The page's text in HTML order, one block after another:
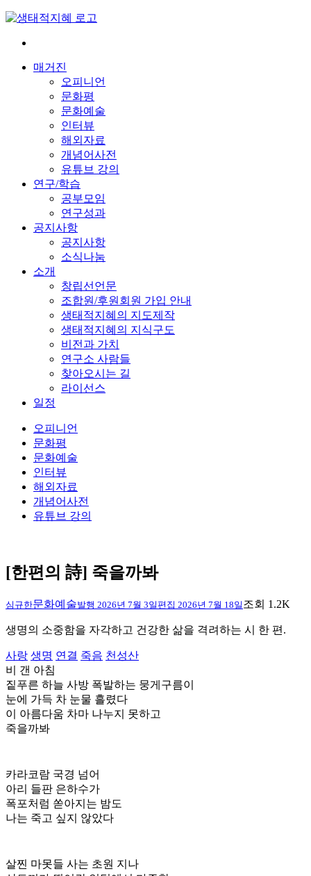
Skip
content
매거진
오피니언
문화평
문화예술
인터뷰
해외자료
개념어사전
유튜브 강의
연구/학습
공부모임
연구성과
공지사항
공지사항
소식나눔
소개
창립선언문
조합원/후원회원 가입 안내
생태적지혜의 지도제작
생태적지혜의 지식구도
비전과 가치
연구소 사람들
찾아오시는 길
라이선스
일정
오피니언
문화평
문화예술
인터뷰
해외자료
개념어사전
유튜브 강의
[한편의 詩] 죽을까봐
심규한문화예술발행 2026년 7월 3일 편집 2026년 7월 18일 조회 1.2K
생명의 소중함을 자각하고 건강한 삶을 격려하는 시 한 편.
사랑 생명 연결 죽음 천성산
비 갠 아침
짙푸른 하늘 사방 폭발하는 뭉게구름이
눈에 가득 차 눈물 흘렸다
이 아름다움 차마 나누지 못하고
죽을까봐
카라코람 국경 넘어
아리 들판 은하수가
폭포처럼 쏟아지는 밤도
나는 죽고 싶지 않았다
살찐 마못들 사는 초원 지나